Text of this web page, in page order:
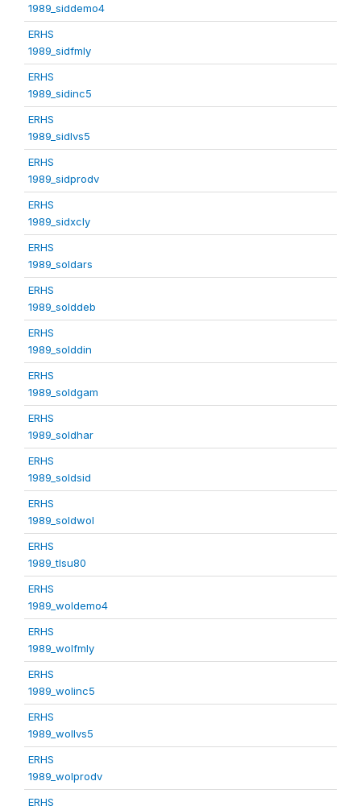
1989_siddemo4
ERHS
1989_sidfmly
ERHS
1989_sidinc5
ERHS
1989_sidlvs5
ERHS
1989_sidprodv
ERHS
1989_sidxcly
ERHS
1989_soldars
ERHS
1989_solddeb
ERHS
1989_solddin
ERHS
1989_soldgam
ERHS
1989_soldhar
ERHS
1989_soldsid
ERHS
1989_soldwol
ERHS
1989_tlsu80
ERHS
1989_woldemo4
ERHS
1989_wolfmly
ERHS
1989_wolinc5
ERHS
1989_wollvs5
ERHS
1989_wolprodv
ERHS